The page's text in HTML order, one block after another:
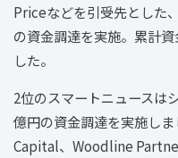
Priceなどを引受先とした
の資金調達を実施。累計
した。
2位のスマートニュースは
億円の資金調達を実施し
Capital、Woodline